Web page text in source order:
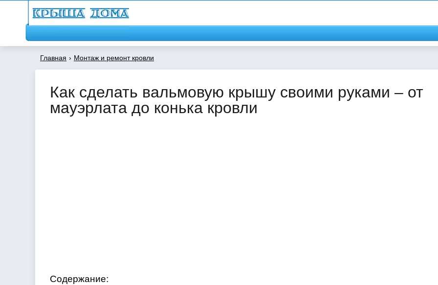
Главная › Монтаж и ремонт кровли
Как сделать вальмовую крышу своими руками – от
мауэрлата до конька кровли
Содержание: